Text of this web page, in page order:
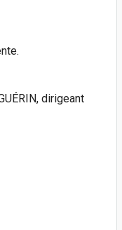
dirigeant